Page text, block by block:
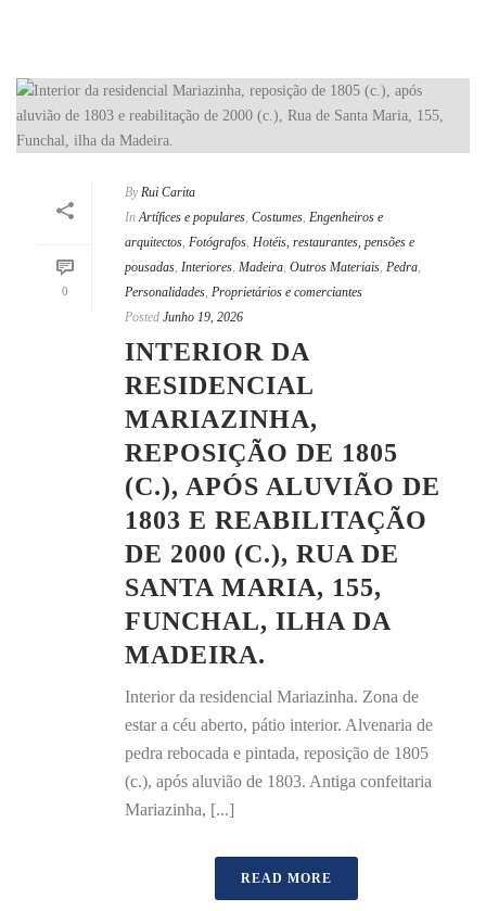
0
By Rui Carita
In Artífices e populares, Costumes, Engenheiros e
arquitectos, Fotógrafos, Hotéis, restaurantes, pensões e
pousadas, Interiores, Madeira, Outros Materiais, Pedra,
Personalidades, Proprietários e comerciantes
Posted Junho 19, 2026
INTERIOR DA
RESIDENCIAL
MARIAZINHA,
REPOSIÇÃO DE 1805
(C.), APÓS ALUVIÃO DE
1803 E REABILITAÇÃO
DE 2000 (C.), RUA DE
SANTA MARIA, 155,
FUNCHAL, ILHA DA
MADEIRA.
Interior da residencial Mariazinha. Zona de
estar a céu aberto, pátio interior. Alvenaria de
pedra rebocada e pintada, reposição de 1805
(c.), após aluvião de 1803. Antiga confeitaria
Mariazinha, [...]
READ MORE